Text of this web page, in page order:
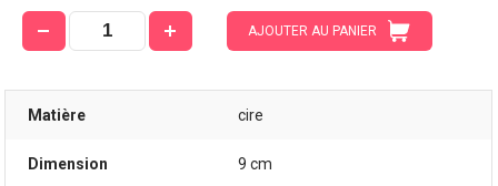
AJOUTER AU PANIER
Matière cire
Dimension 9 cm